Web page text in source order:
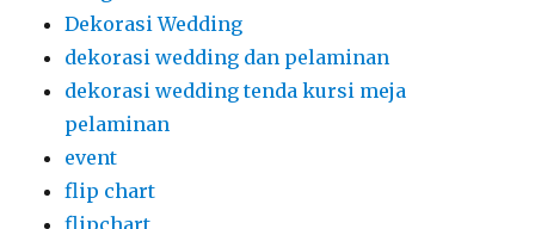
Dekorasi Wedding
dekorasi wedding dan pelaminan
dekorasi wedding tenda kursi meja
pelaminan
event
flip chart
flipchart